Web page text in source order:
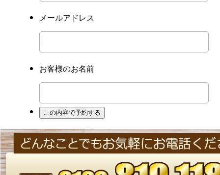
メールアドレス
お客様のお名前